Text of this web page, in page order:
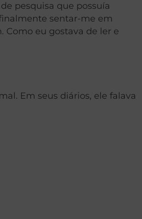
pesquisa que possuía
sentar-me em
Como eu gostava de ler e
Em seus diários, ele falava